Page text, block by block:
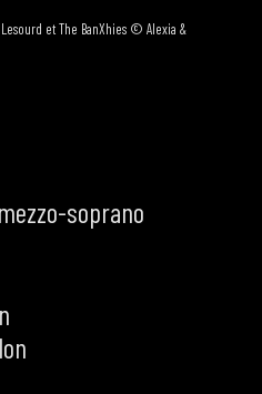
et The BanXhies © Alexia &
soprano